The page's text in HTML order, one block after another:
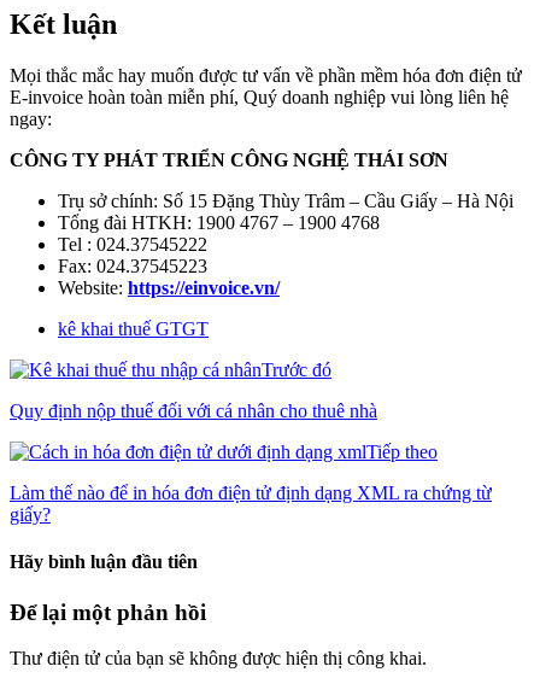
Kết luận
Mọi thắc mắc hay muốn được tư vấn về phần mềm hóa đơn điện tử
E-invoice hoàn toàn miễn phí, Quý doanh nghiệp vui lòng liên hệ
ngay:
CÔNG TY PHÁT TRIỂN CÔNG NGHỆ THÁI SƠN
Trụ sở chính: Số 15 Đặng Thùy Trâm – Cầu Giấy – Hà Nội
Tổng đài HTKH: 1900 4767 – 1900 4768
Tel : 024.37545222
Fax: 024.37545223
Website: https://einvoice.vn/
kê khai thuế GTGT
Trước đó
Quy định nộp thuế đối với cá nhân cho thuê nhà
Tiếp theo
Làm thế nào để in hóa đơn điện tử định dạng XML ra chứng từ
giấy?
Hãy bình luận đầu tiên
Để lại một phản hồi
Thư điện tử của bạn sẽ không được hiện thị công khai.